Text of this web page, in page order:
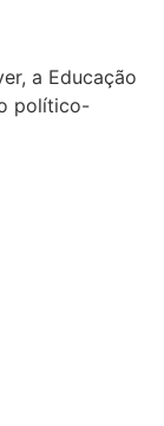
a Educação
político-